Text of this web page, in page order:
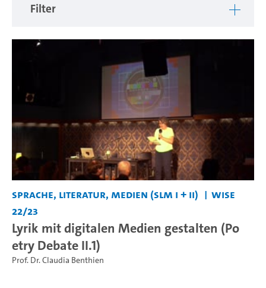
Filter
Sprache, Literatur, Medien (SLM I + II)
WiSe
22/23
Lyrik mit digitalen Medien gestalten (Po
etry Debate II.1)
Prof. Dr. Claudia Benthien